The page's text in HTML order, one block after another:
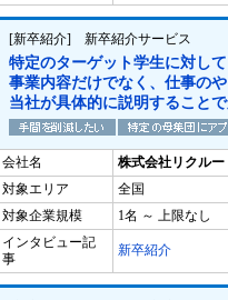
[新卒紹介] 新卒紹介サービス
特定のターゲット学生に対し
事業内容だけでなく、仕事の
当社が具体的に説明すること
会社名
株式会社リクルー
対象エリア
全国
対象企業規模
1名 ～ 上限なし
インタビュー記
事
新卒紹介